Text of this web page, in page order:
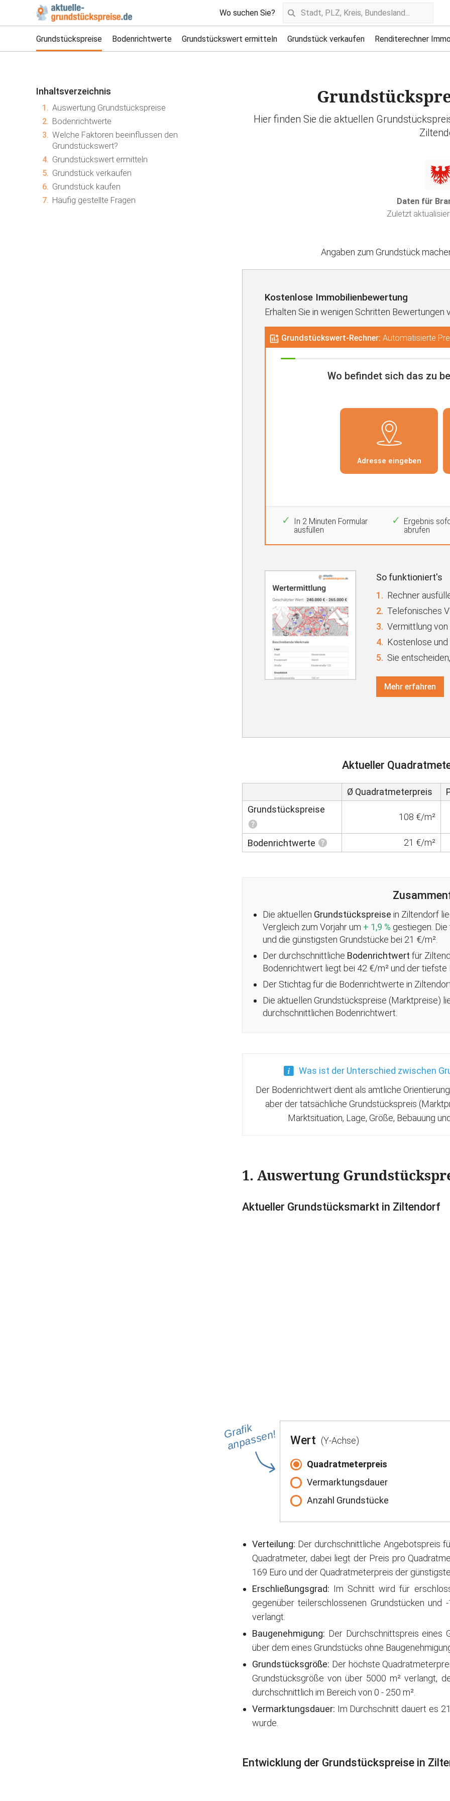
Wo suchen Sie?
Grundstückspreise Bodenrichtwerte Grundstückswert ermitteln Grundstück verkaufen Renditerechner
Inhaltsverzeichnis
1. Auswertung Grundstückspreise
2. Bodenrichtwerte
3. Welche Faktoren beeinflussen den
Grundstückswert?
4. Grundstückswert ermitteln
5. Grundstück verkaufen
6. Grundstück kaufen
7. Häufig gestellte Fragen
Hier finden Sie die aktuellen
Daten für
Zuletzt
Angaben zum Grundstück
Kostenlose Immobilienbewertung
Erhalten Sie in wenigen Schritten
Grundstückswert-Rechner: Automatisierte
In 2 Minuten Formular
ausfüllen
Ergebnis
abrufen
So funktioniert's
1. Rechner
2. Telefonisches
3. Vermittlung
4. Kostenlose
5. Sie
Mehr erfahren
Aktueller
Ø Quadratmeterpreis
Grundstückspreise
108 €/m²
Bodenrichtwerte 21 €/m²
Die aktuellen Grundstückspreise in Ziltendorf
Vergleich zum Vorjahr um + 1,9 % gestiegen .
und die günstigsten Grundstücke bei 21 €/m².
Der durchschnittliche Bodenrichtwert für
Bodenrichtwert liegt bei 42 €/m² und der
Der Stichtag für die Bodenrichtwerte in
Die aktuellen Grundstückspreise (Marktpreise)
durchschnittlichen Bodenrichtwert.
Was ist der Unterschied zwischen
Der Bodenrichtwert dient als amtliche
aber der tatsächliche Grundstückspreis
Marktsituation, Lage, Größe, Bebauung
1. Auswertung
Aktueller Grundstücksmarkt in Ziltendorf
Grafik
anpassen! Wert (Y-Achse)
Quadratmeterpreis
Vermarktungsdauer
Anzahl Grundstücke
Verteilung: Der durchschnittliche Angebotspreis
Quadratmeter, dabei liegt der Preis pro
169 Euro und der Quadratmeterpreis der
Erschließungsgrad: Im Schnitt wird für
gegenüber teilerschlossenen Grundstücken und
verlangt.
Baugenehmigung: Der Durchschnittspreis eines
über dem eines Grundstücks ohne
Grundstücksgröße: Der höchste
Grundstücksgröße von über 5000 m² verlangt,
durchschnittlich im Bereich von 0 - 250 m².
Vermarktungsdauer: Im Durchschnitt dauert es
wurde.
Entwicklung der Grundstückspreise in